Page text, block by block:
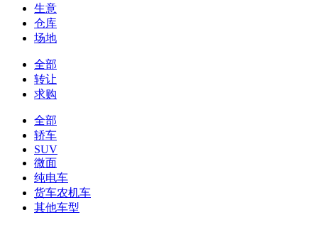
生意
仓库
场地
全部
转让
求购
全部
轿车
SUV
微面
纯电车
货车农机车
其他车型